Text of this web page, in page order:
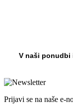
V naši ponudbi
Prijavi se na naše e-